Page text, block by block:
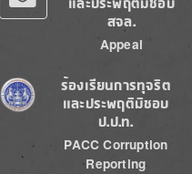
สจล.
Appeal
Image
ร้องเรียนการทุจริต
และประพฤติมิชอบ
ป.ป.ท.
PACC Corruption
Reporting